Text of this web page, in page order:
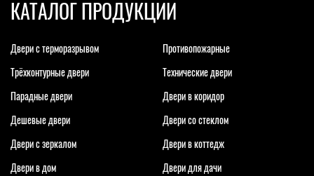
КАТАЛОГ ПРОДУКЦИИ
Двери с терморазрывом
Противопожарные
Трёхконтурные двери
Технические двери
Парадные двери
Двери в коридор
Дешевые двери
Двери со стеклом
Двери с зеркалом
Двери в коттедж
Двери в дом
Двери для дачи